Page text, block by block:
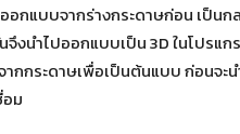
อกแบบจากร่างกระดาษก่อน เป็น
จึงนำไปออกแบบเป็น 3D ในโปร
กกระดาษเพื่อเป็นต้นแบบ ก่อนจ
ม